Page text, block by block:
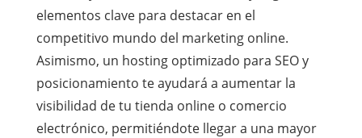
elementos clave para destacar en el
competitivo mundo del marketing online.
Asimismo, un hosting optimizado para SEO y
posicionamiento te ayudará a aumentar la
visibilidad de tu tienda online o comercio
electrónico, permitiéndote llegar a una mayor